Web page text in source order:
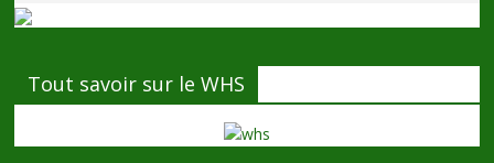
Tout savoir sur le WHS